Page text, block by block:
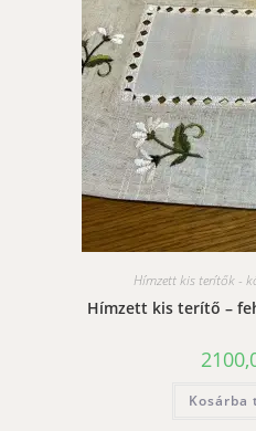
Hímzett kis terítők -
Hímzett kis terítő –
Kosárba